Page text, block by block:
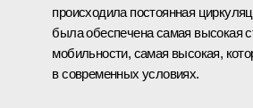
происходила постоянная
была обеспечена самая высокая
мобильности, самая высокая,
в современных условиях.